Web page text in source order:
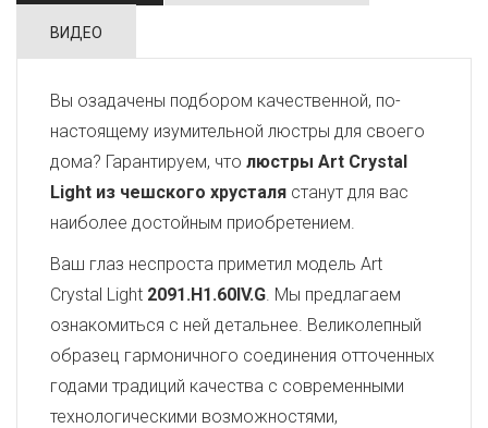
ВИДЕО
Вы озадачены подбором качественной, по-
настоящему изумительной люстры для своего
дома? Гарантируем, что люстры Art Crystal
Light из чешского хрусталя станут для вас
наиболее достойным приобретением.
Ваш глаз неспроста приметил модель Art
Crystal Light 2091.H1.60IV.G. Мы предлагаем
ознакомиться с ней детальнее. Великолепный
образец гармоничного соединения отточенных
годами традиций качества с современными
технологическими возможностями,